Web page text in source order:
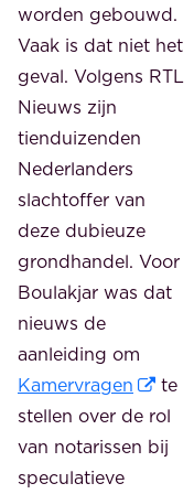
worden gebouwd.
Vaak is dat niet het
geval. Volgens RTL
Nieuws zijn
tienduizenden
Nederlanders
slachtoffer van
deze dubieuze
grondhandel. Voor
Boulakjar was dat
nieuws de
aanleiding om
Kamervragen
te
stellen over de rol
van notarissen bij
speculatieve